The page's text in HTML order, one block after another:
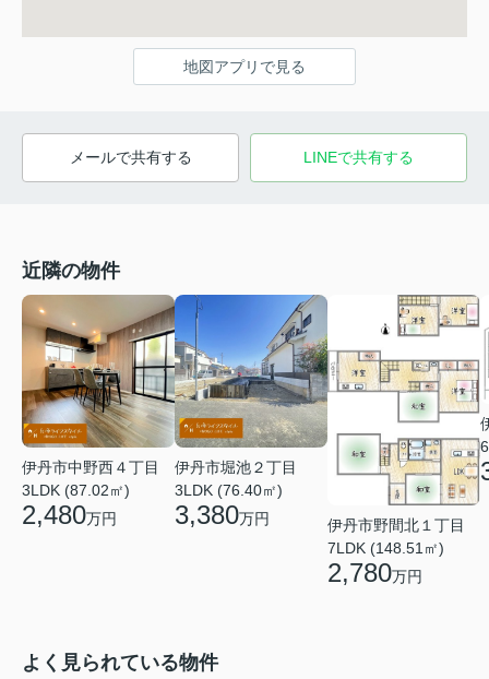
地図アプリで見る
メールで共有する LINEで共有する
近隣の物件
伊丹市中野西４丁目
3LDK (87.02㎡)
2,480万円
伊丹市堀池２丁目
3LDK (76.40㎡)
3,380万円
伊丹市野間北１丁目
7LDK (148.51㎡)
2,780万円
よく見られている物件